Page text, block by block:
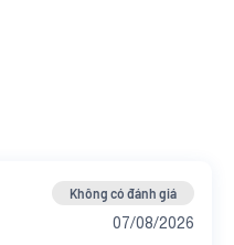
Không có đánh giá
07/08/2026